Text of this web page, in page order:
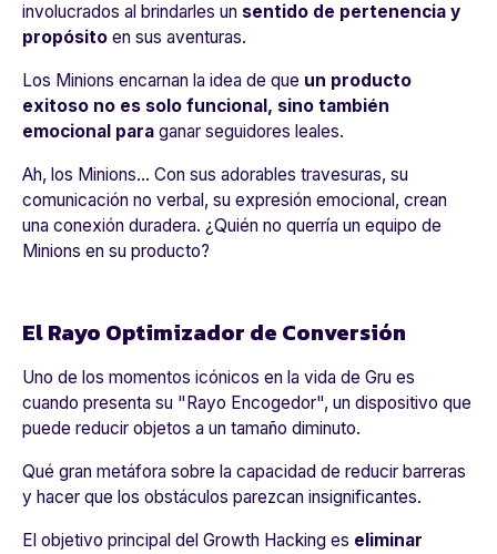
involucrados al brindarles un sentido de pertenencia y
propósito en sus aventuras.
Los Minions encarnan la idea de que un producto
exitoso no es solo funcional, sino también
emocional para ganar seguidores leales.
Ah, los Minions… Con sus adorables travesuras, su
comunicación no verbal, su expresión emocional, crean
una conexión duradera. ¿Quién no querría un equipo de
Minions en su producto?
El Rayo Optimizador de Conversión
Uno de los momentos icónicos en la vida de Gru es
cuando presenta su "Rayo Encogedor", un dispositivo que
puede reducir objetos a un tamaño diminuto.
Qué gran metáfora sobre la capacidad de reducir barreras
y hacer que los obstáculos parezcan insignificantes.
El objetivo principal del Growth Hacking es eliminar